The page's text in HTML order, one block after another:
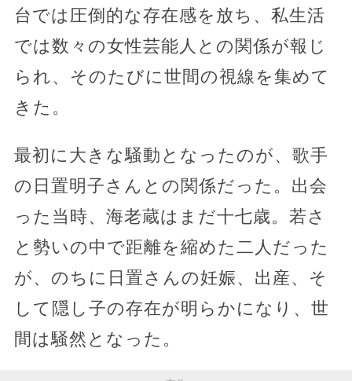
台では圧倒的な存在感を放ち、私生活
では数々の女性芸能人との関係が報じ
られ、そのたびに世間の視線を集めて
きた。
最初に大きな騒動となったのが、歌手
の日置明子さんとの関係だった。出会
った当時、海老蔵はまだ十七歳。若さ
と勢いの中で距離を縮めた二人だった
が、のちに日置さんの妊娠、出産、そ
して隠し子の存在が明らかになり、世
間は騒然となった。